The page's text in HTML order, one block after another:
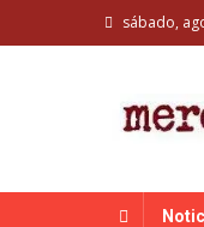
to
sábado,